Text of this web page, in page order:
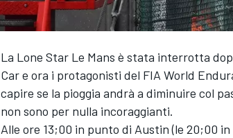
La Lone Star Le Mans è stata interrotta
Car e ora i protagonisti del FIA World
capire se la pioggia andrà a diminuire col
non sono per nulla incoraggianti.
Alle ore 13;00 in punto di Austin (le 20;00